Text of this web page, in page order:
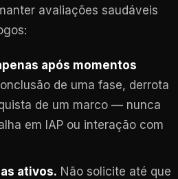
avaliações saudáveis
após momentos
de uma fase, derrota
de um marco — nunca
em IAP ou interação com
ativos. Não solicite até que